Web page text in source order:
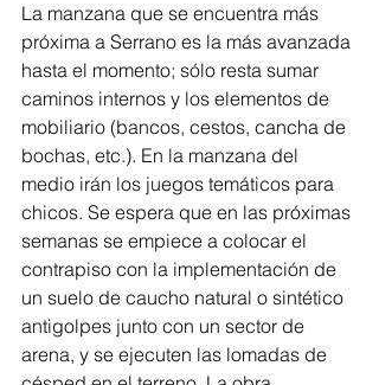
La manzana que se encuentra más
próxima a Serrano es la más avanzada
hasta el momento; sólo resta sumar
caminos internos y los elementos de
mobiliario (bancos, cestos, cancha de
bochas, etc.). En la manzana del
medio irán los juegos temáticos para
chicos. Se espera que en las próximas
semanas se empiece a colocar el
contrapiso con la implementación de
un suelo de caucho natural o sintético
antigolpes junto con un sector de
arena, y se ejecuten las lomadas de